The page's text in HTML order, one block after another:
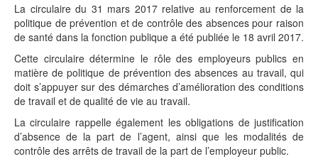
La circulaire du 31 mars 2017 relative au renforcement de la
politique de prévention et de contrôle des absences pour raison
de santé dans la fonction publique a été publiée le 18 avril 2017.
Cette circulaire détermine le rôle des employeurs publics en
matière de politique de prévention des absences au travail, qui
doit s’appuyer sur des démarches d’amélioration des conditions
de travail et de qualité de vie au travail.
La circulaire rappelle également les obligations de justification
d’absence de la part de l’agent, ainsi que les modalités de
contrôle des arrêts de travail de la part de l’employeur public.